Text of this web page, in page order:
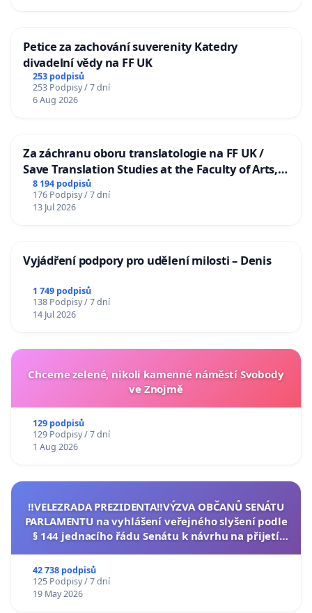
Petice za zachování suverenity Katedry
divadelní vědy na FF UK
253 podpisů
253 Podpisy / 7 dní
6 Aug 2026
Za záchranu oboru translatologie na FF UK /
Save Translation Studies at the Faculty of Arts,
Charles University
8 194 podpisů
176 Podpisy / 7 dní
13 Jul 2026
Vyjádření podpory pro udělení milosti – Denis
1 749 podpisů
138 Podpisy / 7 dní
14 Jul 2026
Chceme zelené, nikoli kamenné náměstí Svobody
ve Znojmě
129 podpisů
129 Podpisy / 7 dní
1 Aug 2026
‼️VELEZRADA PREZIDENTA‼️VÝZVA OBČANŮ SENÁTU
PARLAMENTU na vyhlášení veřejného slyšení podle
§ 144 jednacího řádu Senátu k návrhu na přijetí
42 738 podpisů
125 Podpisy / 7 dní
19 May 2026